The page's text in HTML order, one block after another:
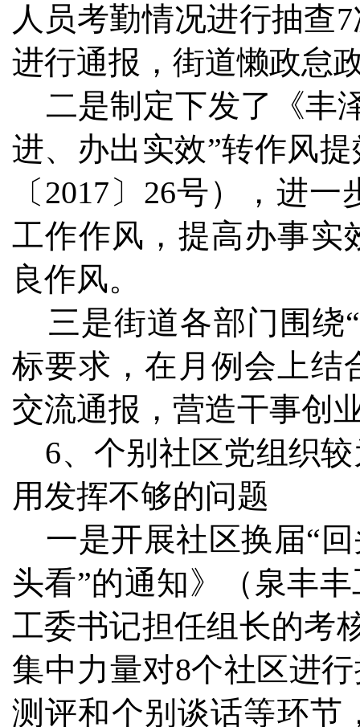
人员考勤情况进行抽查
进行通报，街道懒政怠
二是制定下发了《丰
进、办出实效”转作风
〔2017〕26号），进
工作作风，提高办事实
良作风。
三是街道各部门围绕
标要求，在月例会上结
交流通报，营造干事创
6、个别社区党组织较
用发挥不够的问题
一是开展社区换届“回
头看”的通知》（泉丰
工委书记担任组长的考
集中力量对8个社区进
测评和个别谈话等环节